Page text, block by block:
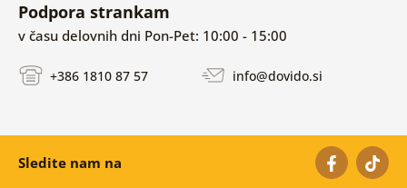
Podpora strankam
v času delovnih dni Pon-Pet: 10:00 - 15:00
+386 1810 87 57 info@dovido.si
Sledite nam na